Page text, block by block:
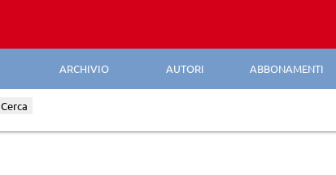
ARCHIVIO AUTORI ABBONAMENTI
Cerca